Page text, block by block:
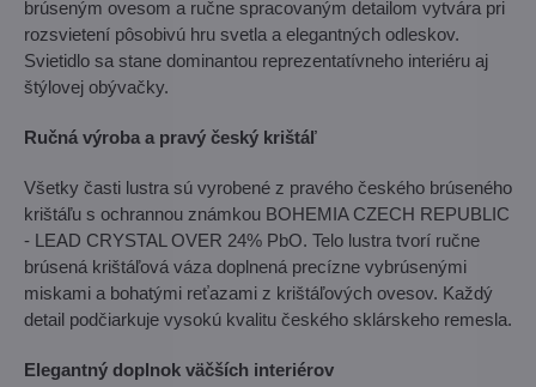
brúseným ovesom a ručne spracovaným detailom vytvára pri
rozsvietení pôsobivú hru svetla a elegantných odleskov.
Svietidlo sa stane dominantou reprezentatívneho interiéru aj
štýlovej obývačky.
Ručná výroba a pravý český krištáľ
Všetky časti lustra sú vyrobené z pravého českého brúseného
krištáľu s ochrannou známkou BOHEMIA CZECH REPUBLIC
- LEAD CRYSTAL OVER 24% PbO. Telo lustra tvorí ručne
brúsená krištáľová váza doplnená precízne vybrúsenými
miskami a bohatými reťazami z krištáľových ovesov. Každý
detail podčiarkuje vysokú kvalitu českého sklárskeho remesla.
Elegantný doplnok väčších interiérov